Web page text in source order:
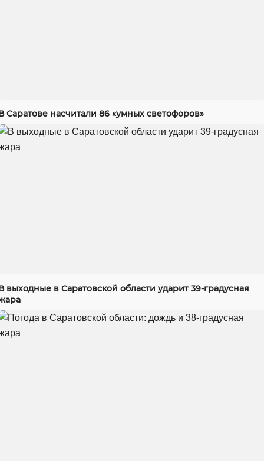
Саратове насчитали 86 «умных светофоров»
выходные в Саратовской области ударит 39-градусная